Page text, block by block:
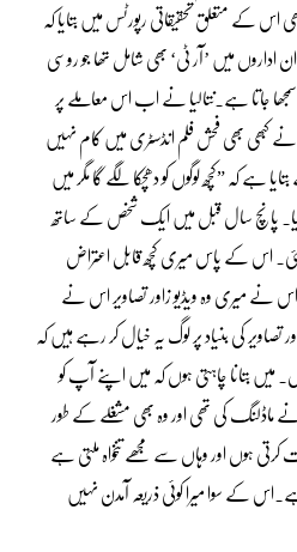
کے متعلق تحقیقاتی رپورٹس میں بتایا کہ
اداروں میں ’آر ٹی‘ بھی شامل تھا جو روسی
سمجھا جاتا ہے۔نتالیا نے اب اس معاملے پر
بھی فحش فلم انڈسٹری میں کام نہیں
ہے کہ ”کچھ لوگوں کو دھچکا لگے گا مگر میں
پانچ سال قبل میں ایک شخص کے ساتھ
اس کے پاس میری کچھ قابل اعتراض
اس نے میری وہ ویڈیو زاور تصاویر اس نے
تصاویر کی بنیاد پر لوگ یہ خیال کر رہے ہیں کہ
میں بتانا چاہتی ہوں کہ میں اپنے آپ کو
کی تھی اور وہ بھی مشغلے کے طور
ہوں اور وہاں سے مجھے تنخواہ ملتی ہے
کے سوا میرا کوئی ذریعہ آمدن نہیں